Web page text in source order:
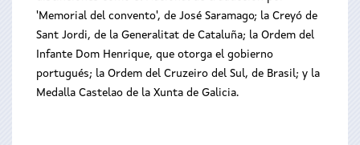
'Memorial del convento', de José Saramago; la Creyó de
Sant Jordi, de la Generalitat de Cataluña; la Ordem del
Infante Dom Henrique, que otorga el gobierno
portugués; la Ordem del Cruzeiro del Sul, de Brasil; y la
Medalla Castelao de la Xunta de Galicia.